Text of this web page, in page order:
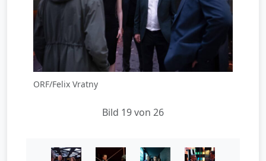
ORF/Felix Vratny
Bild 19 von 26